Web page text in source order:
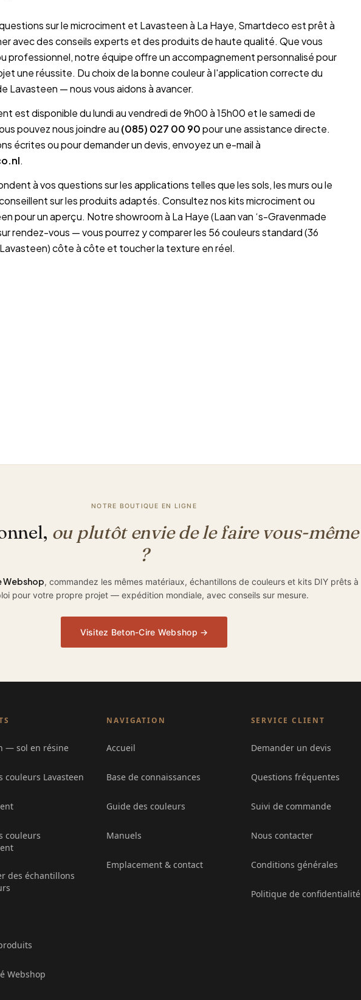
sur le microciment et Lavasteen à La Haye, Smartdeco est prêt à
avec des conseils experts et des produits de haute qualité. Que vous
professionnel, notre équipe offre un accompagnement personnalisé pour
une réussite. Du choix de la bonne couleur à l'application correcte du
Lavasteen — nous vous aidons à avancer.
est disponible du lundi au vendredi de 9h00 à 15h00 et le samedi de
pouvez nous joindre au (085) 027 00 90pour une assistance directe.
écrites ou pour demander un devis, envoyez un e-mail à
.
à vos questions sur les applications telles que les sols, les murs ou le
sur les produits adaptés. Consultez noskits microcimentou
pour un aperçu. Notre showroom à La Haye (Laan van ‘s-Gravenmade
rendez-vous — vous pourrez y comparer les 56 couleurs standard (36
côte à côte et toucher la texture en réel.
NOTRE BOUTIQUE EN LIGNE
ou plutôt envie de le faire vous-même
?
, commandez les mêmes matériaux, échantillons de couleurs et kits DIY prêts à
pour votre propre projet — expédition mondiale, avec conseils sur mesure.
Visitez Beton-Cire Webshop →
— sol en résine
couleurs Lavasteen
couleurs
des échantillons
Webshop
NAVIGATION
Accueil
Base de connaissances
Guide des couleurs
Manuels
Emplacement & contact
SERVICE CLIENT
Demander un devis
Questions fréquentes
Suivi de commande
Nous contacter
Conditions générales
Politique de confidentialité